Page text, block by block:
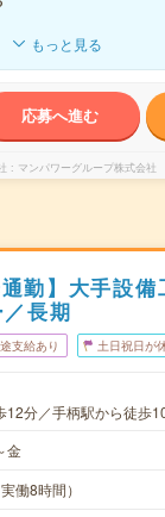
もっと見る
応募へ進む
マンパワーグループ株式会社
勤】大手設
長期
支給あり 土日祝日が
12分／手柄駅から徒歩
金
働8時間）